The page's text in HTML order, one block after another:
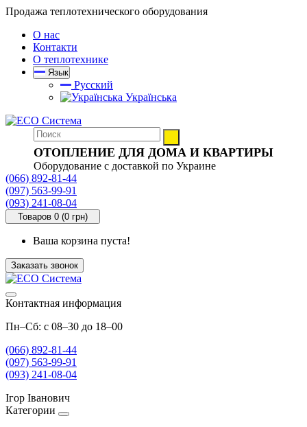
Продажа теплотехнического оборудования
О нас
Контакти
О теплотехнике
Язык
Русский
Українська
ОТОПЛЕНИЕ ДЛЯ ДОМА И КВАРТИРЫ
Оборудование с доставкой по Украине
(066) 892-81-44
(097) 563-99-91
(093) 241-08-04
Товаров 0 (0 грн)
Ваша корзина пуста!
Заказать звонок
Контактная информация
Пн–Сб: с 08–30 до 18–00
(066) 892-81-44
(097) 563-99-91
(093) 241-08-04
Ігор Іванович
Категории